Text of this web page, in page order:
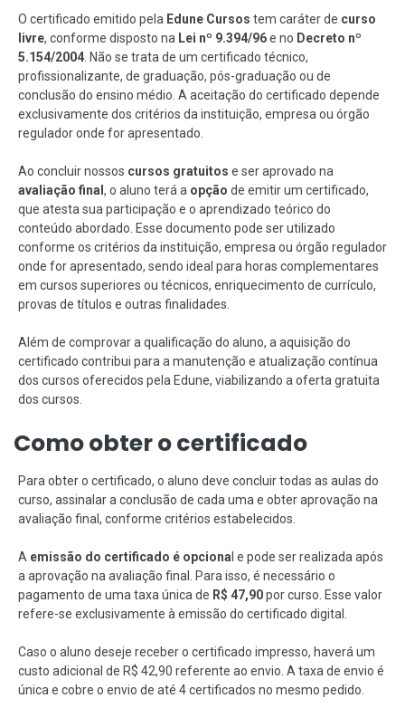
O certificado emitido pela Edune Cursos tem caráter de curso
livre, conforme disposto na Lei nº 9.394/96e no Decreto nº
5.154/2004 . Não se trata de um certificado técnico,
profissionalizante, de graduação, pós-graduação ou de
conclusão do ensino médio. A aceitação do certificado depende
exclusivamente dos critérios da instituição, empresa ou órgão
regulador onde for apresentado.
Ao concluir nossos cursos gratuitos e ser aprovado na
avaliação final , o aluno terá a opção de emitir um certificado,
que atesta sua participação e o aprendizado teórico do
conteúdo abordado. Esse documento pode ser utilizado
conforme os critérios da instituição, empresa ou órgão regulador
onde for apresentado, sendo ideal para horas complementares
em cursos superiores ou técnicos, enriquecimento de currículo,
provas de títulos e outras finalidades.
Além de comprovar a qualificação do aluno, a aquisição do
certificado contribui para a manutenção e atualização contínua
dos cursos oferecidos pela Edune, viabilizando a oferta gratuita
dos cursos.
Como obter o certificado
Para obter o certificado, o aluno deve concluir todas as aulas do
curso, assinalar a conclusão de cada uma e obter aprovação na
avaliação final, conforme critérios estabelecidos.
A emissão do certificado é opciona l e pode ser realizada após
a aprovação na avaliação final. Para isso, é necessário o
pagamento de uma taxa única de R$ 47,90por curso. Esse valor
refere-se exclusivamente à emissão do certificado digital.
Caso o aluno deseje receber o certificado impresso, haverá um
custo adicional de R$ 42,90 referente ao envio. A taxa de envio é
única e cobre o envio de até 4 certificados no mesmo pedido.